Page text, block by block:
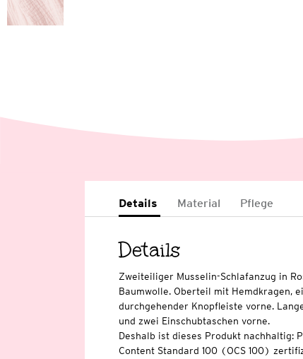
Details Material Pflege
Details
Zweiteiliger Musselin-Schlafanzug in
Baumwolle. Oberteil mit Hemdkragen,
durchgehender Knopfleiste vorne.
und zwei Einschubtaschen vorne.
Deshalb ist dieses Produkt nachhaltig:
Content Standard 100 (OCS 100)